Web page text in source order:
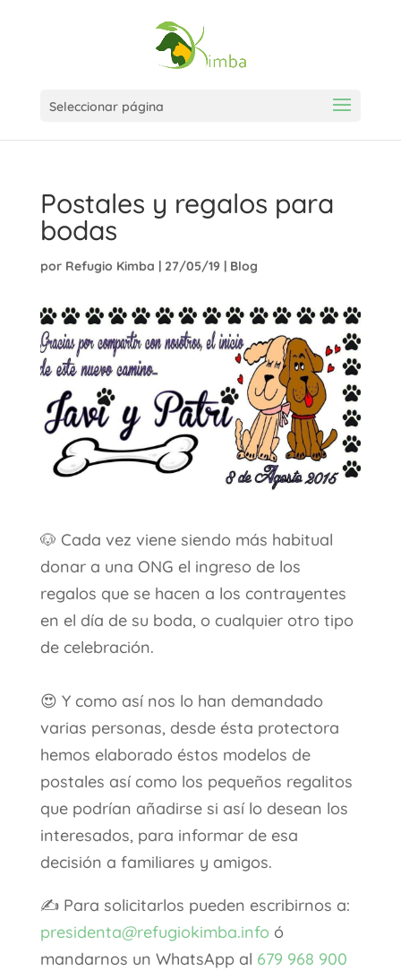
Seleccionar página
Postales y regalos para
bodas
por Refugio Kimba | 27/05/19| Blog
🐶 Cada vez viene siendo más habitual
donar a una ONG el ingreso de los
regalos que se hacen a los contrayentes
en el día de su boda, o cualquier otro tipo
de celebración.
😍 Y como así nos lo han demandado
varias personas, desde ésta protectora
hemos elaborado éstos modelos de
postales así como los pequeños regalitos
que podrían añadirse si así lo desean los
interesados, para informar de esa
decisión a familiares y amigos.
✍️Para solicitarlos pueden escribirnos a:
presidenta@refugiokimba.info ó
mandarnos un WhatsApp al 679 968 900